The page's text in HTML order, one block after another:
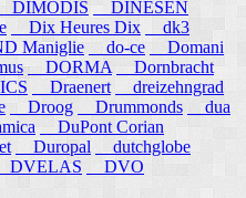
DIMODIS
DINESEN
Dix Heures Dix
dk3
Maniglie do-ce
Domani
DORMA
Dornbracht
Draenert
dreizehngrad
Droog Drummonds
dua
DuPont Corian
Duropal
dutchglobe
DVELAS
DVO